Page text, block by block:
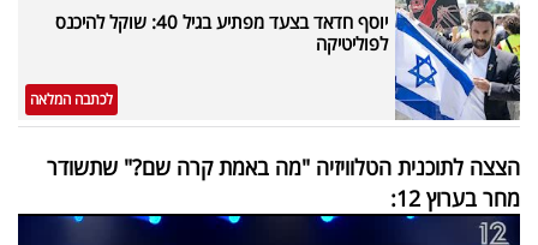
פרסמו
באייס
עקבו
אחרינו:
יוסף חדאד בצעד מפתיע בגיל 40: שוקל להיכנס
לפוליטיקה
לכתבה המלאה
הצצה לתוכנית הטלוויזיה "מה באמת קרה שם?" שתשודר
מחר בערוץ 12: